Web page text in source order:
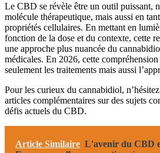
Le CBD se révèle être un outil puissant,
molécule thérapeutique, mais aussi en
propriétés cellulaires. En mettant en
fonction de la dose et du contexte, cette
une approche plus nuancée du
médicales. En 2026, cette
seulement les traitements mais aussi
Pour les curieux du cannabidiol,
articles complémentaires sur des sujets
défis actuels du CBD.
Article Similaire L'avenir du CBD